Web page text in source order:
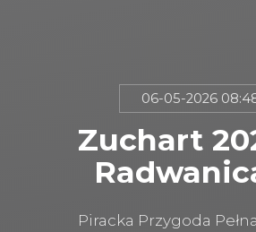
06-05-2026
Zuchart
Piracka Przygoda